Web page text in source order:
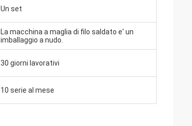
Un set
La macchina a maglia di filo saldato e' un
imballaggio a nudo.
30 giorni lavorativi
10 serie al mese